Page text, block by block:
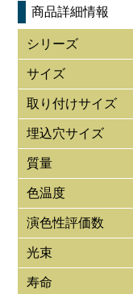
商品詳細情報
シリーズ
サイズ
取り付けサイズ
埋込穴サイズ
質量
色温度
演色性評価数
光束
寿命